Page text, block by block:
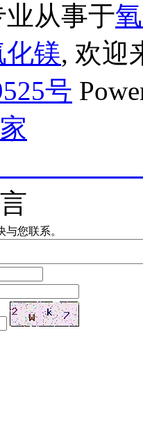
从事于
镁, 欢迎
号
您联系。